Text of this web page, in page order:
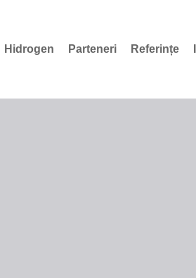
Hidrogen Parteneri Referințe